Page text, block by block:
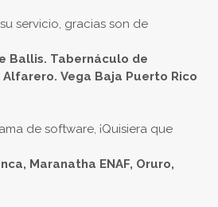
servicio, gracias son de
Ballis. Tabernáculo de
Vega Baja Puerto Rico
de software, ¡Quisiera que
Maranatha ENAF, Oruro,